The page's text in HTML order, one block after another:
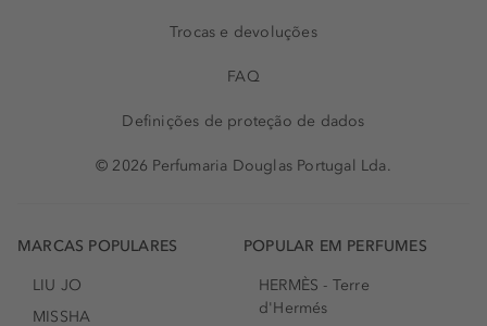
Trocas e devoluções
FAQ
Definições de proteção de dados
© 2026 Perfumaria Douglas Portugal Lda.
MARCAS POPULARES
LIU JO
MISSHA
POPULAR EM PERFUMES
HERMÈS - Terre
d'Hermés